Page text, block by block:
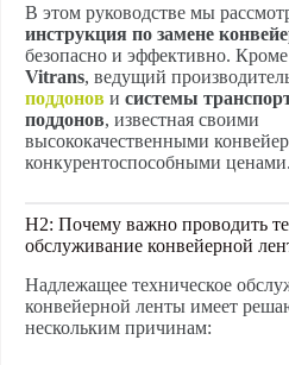
В этом руководстве мы
инструкция по замене
безопасно и эффективно.
Vitrans, ведущий
поддонов и системы
поддонов, известная своими
высококачественными
конкурентоспособными ценами.
H2: Почему важно проводить
обслуживание конвейерной
Надлежащее техническое
конвейерной ленты имеет
нескольким причинам: